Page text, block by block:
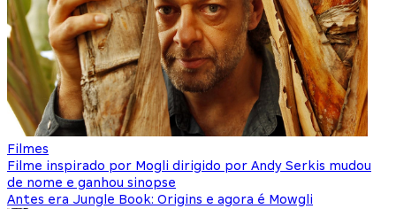
Filmes
Filme inspirado por Mogli dirigido por Andy Serkis mudou
de nome e ganhou sinopse
Antes era Jungle Book: Origins e agora é Mowgli